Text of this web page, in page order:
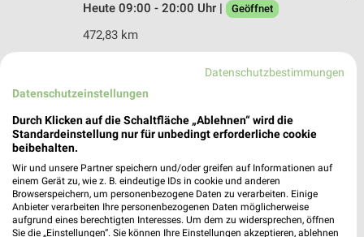
Heute 09:00 - 20:00 Uhr |
Geöffnet
472,83 km
Kölner Straße 9-11
53840 Troisdorf
Heute 09:30 - 19:00 Uhr |
470,17 km
DEICHMANN Sankt Augustin
Datenschutzbestimmungen
Datenschutzeinstellungen
Durch Klicken auf die Schaltfläche „Ablehnen“ wird die
Standardeinstellung nur für unbedingt erforderliche cookie
beibehalten.
Wir und unsere Partner speichern und/oder greifen auf Informationen auf
einem Gerät zu, wie z. B. eindeutige IDs in cookie und anderen
Browserspeichern, um personenbezogene Daten zu verarbeiten. Einige
Anbieter verarbeiten Ihre personenbezogenen Daten möglicherweise
aufgrund eines berechtigten Interesses. Um dem zu widersprechen, öffnen
Sie die „Einstellungen“. Sie können Ihre Einstellungen akzeptieren, ablehnen